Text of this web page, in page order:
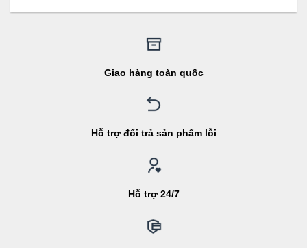
Giao hàng toàn quốc
Hỗ trợ đổi trả sản phẩm lỗi
Hỗ trợ 24/7